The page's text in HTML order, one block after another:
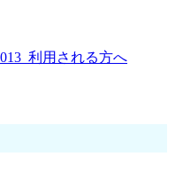
利用される方へ